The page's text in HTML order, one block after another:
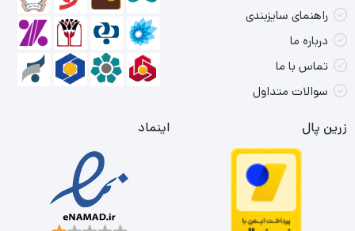
راهنمای سایزبندی
درباره ما
تماس با ما
سوالات متداول
زرین پال اینماد